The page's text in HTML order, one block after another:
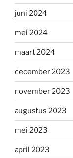
juni 2024
mei 2024
maart 2024
december 2023
november 2023
augustus 2023
mei 2023
april 2023